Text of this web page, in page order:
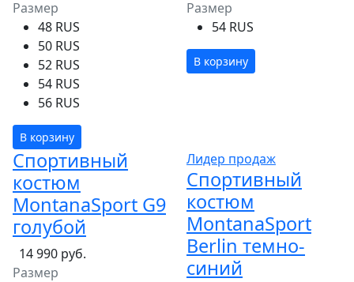
Размер
48 RUS
50 RUS
52 RUS
54 RUS
56 RUS
В корзину
Размер
54 RUS
В корзину
Спортивный
костюм
MontanaSport G9
голубой
14 990 руб.
Размер
Лидер продаж
Спортивный
костюм
MontanaSport
Berlin темно-
синий